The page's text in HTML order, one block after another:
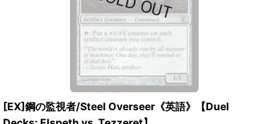
[EX]鋼の監視者/Steel Overseer《英語》【Duel